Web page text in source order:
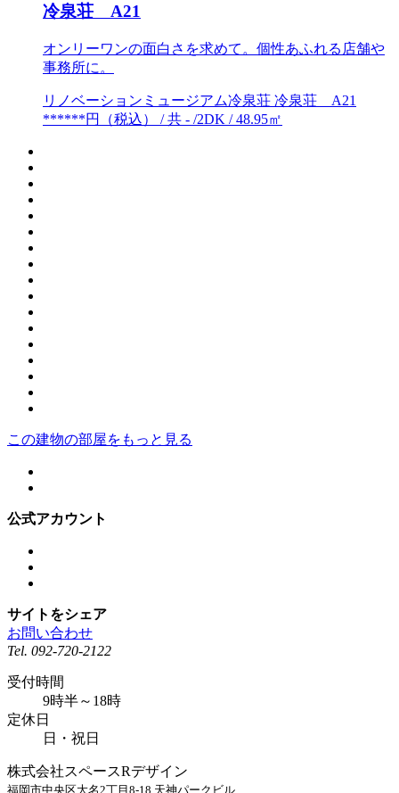
冷泉荘 A21
オンリーワンの面白さを求めて。個性あふれる店舗や
事務所に。
リノベーションミュージアム冷泉荘 冷泉荘 A21
******円（税込） / 共 - /2DK / 48.95㎡
この建物の部屋をもっと見る
公式アカウント
サイトをシェア
お問い合わせ
Tel. 092-720-2122
受付時間
9時半～18時
定休日
日・祝日
株式会社スペースRデザイン
福岡市中央区大名2丁目8-18 天神パークビル